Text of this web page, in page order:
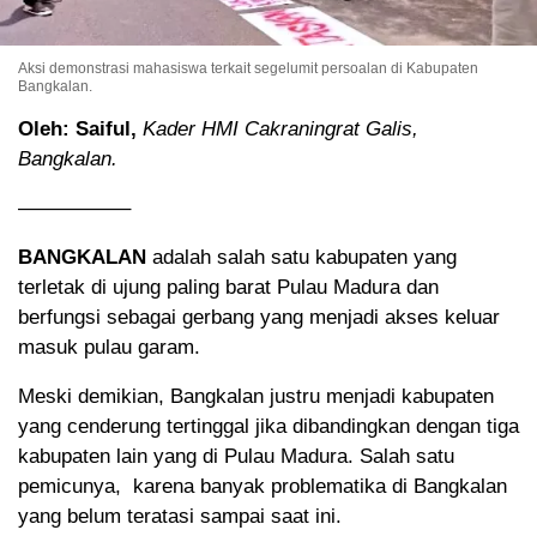
Aksi demonstrasi mahasiswa terkait segelumit persoalan di Kabupaten
Bangkalan.
Oleh: Saiful, Kader HMI Cakraningrat Galis,
Bangkalan.
—————–
BANGKALAN adalah salah satu kabupaten yang
terletak di ujung paling barat Pulau Madura dan
berfungsi sebagai gerbang yang menjadi akses keluar
masuk pulau garam.
Meski demikian, Bangkalan justru menjadi kabupaten
yang cenderung tertinggal jika dibandingkan dengan tiga
kabupaten lain yang di Pulau Madura. Salah satu
pemicunya, karena banyak problematika di Bangkalan
yang belum teratasi sampai saat ini.